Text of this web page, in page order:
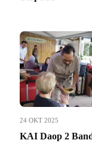
24 OKT 2025
KAI Daop 2